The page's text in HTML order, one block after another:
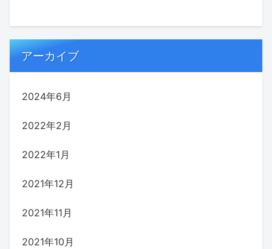
アーカイブ
2024年6月
2022年2月
2022年1月
2021年12月
2021年11月
2021年10月